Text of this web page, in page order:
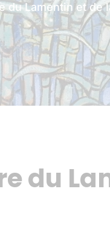
du Lamentin et de
du